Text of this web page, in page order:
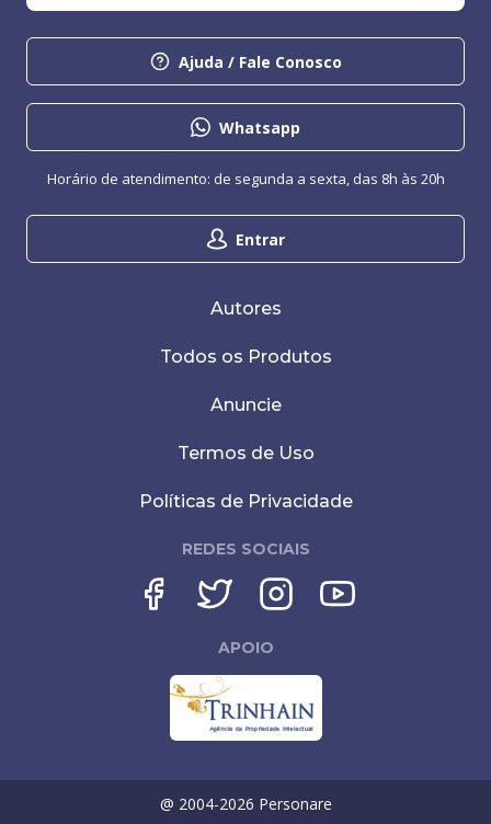
Ajuda / Fale Conosco
Whatsapp
Entrar
Horário de atendimento: de segunda a sexta, das 8h às 20h
Autores
Todos os Produtos
Anuncie
Termos de Uso
Políticas de Privacidade
REDES SOCIAIS
APOIO
@ 2004-2026 Personare